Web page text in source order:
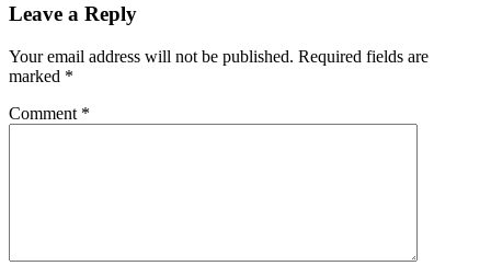
Leave a Reply
Your email address will not be published. Required fields are
marked *
Comment *